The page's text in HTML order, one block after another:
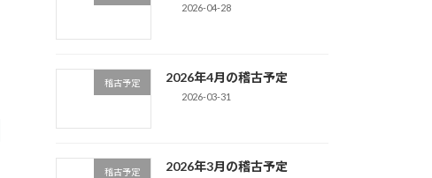
2026-04-28
稽古予定 2026年4月の稽古予定
2026-03-31
稽古予定 2026年3月の稽古予定